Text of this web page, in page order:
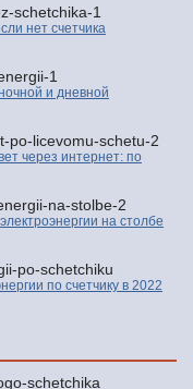
нет счетчика
и дневной
через интернет: по
на столбе
по счетчику в 2022